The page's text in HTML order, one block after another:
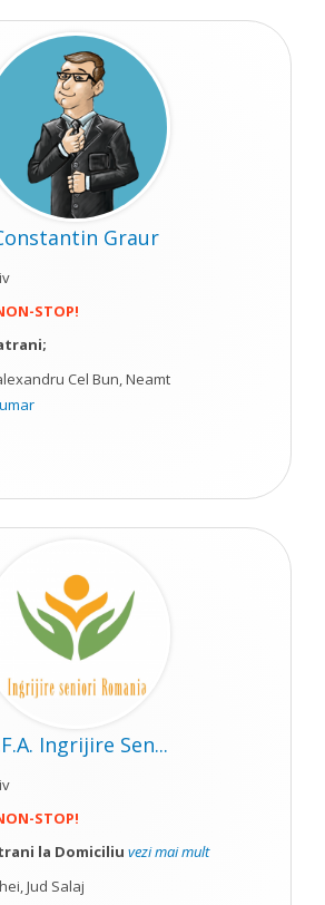
Graur
STOP!
Cel Bun, Neamt
Ingrijire Sen...
STOP!
la Domiciliu vezi mai mult
Jud Salaj